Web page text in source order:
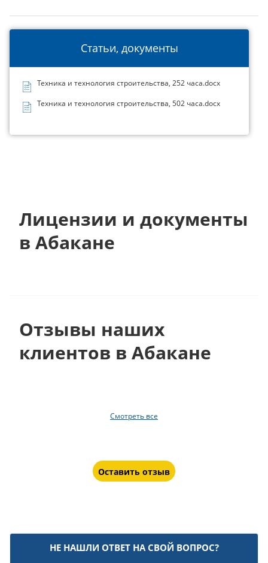
Статьи, документы
Техника и технология строительства, 252 часа.docx
Техника и технология строительства, 502 часа.docx
Лицензии и документы
в Абакане
Отзывы наших
клиентов в Абакане
Смотреть все
Оставить отзыв
НЕ НАШЛИ ОТВЕТ НА СВОЙ ВОПРОС?